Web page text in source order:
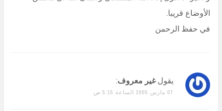
الأوضاع قريبا.
في حفظ الرحمن
يقول غير معروف:
07 مارس 2005 الساعة 5:15 ص